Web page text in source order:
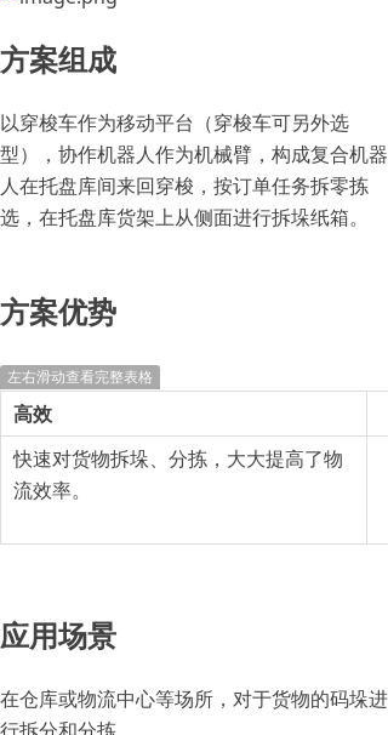
方案组成
以穿梭车作为移动平台（穿梭车可另外选
型），协作机器人作为机械臂，构成复合机器
人在托盘库间来回穿梭，按订单任务拆零拣
选，在托盘库货架上从侧面进行拆垛纸箱。
方案优势
左右滑动查看完整表格
高效
快速对货物拆垛、分拣，大大提高了物
流效率。
应用场景
在仓库或物流中心等场所，对于货物的码垛进